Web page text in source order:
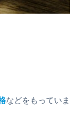
などをもっていま